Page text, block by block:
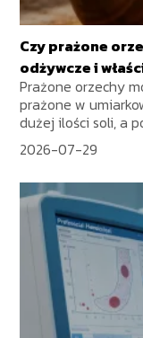
Czy prażone
odżywcze i
Prażone orzechy
prażone w
dużej ilości soli, a
2026-07-29